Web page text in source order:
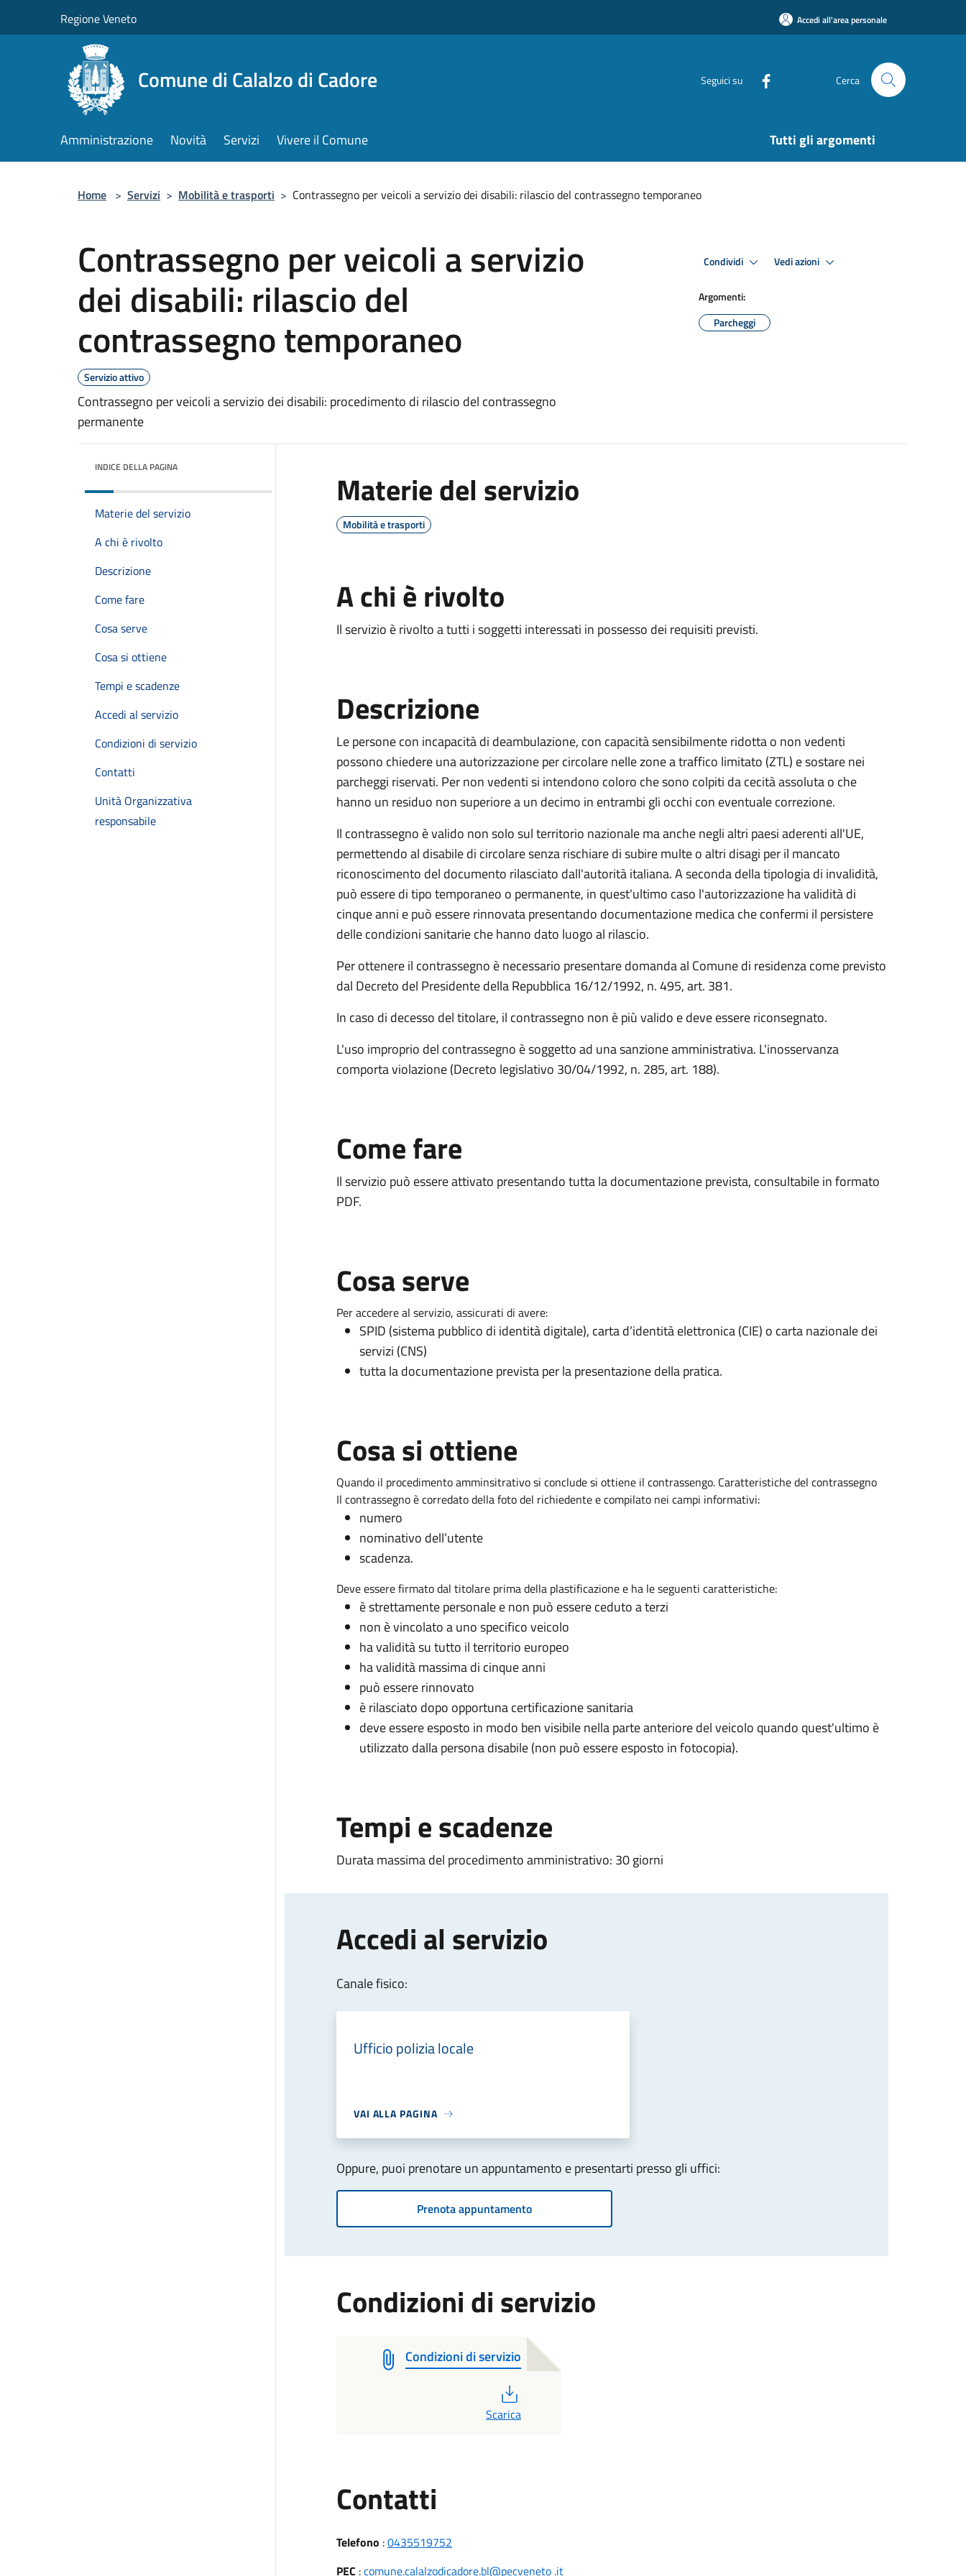
Regione Veneto Accedi all'area personale
Comune di Calalzo di Cadore Seguici su Cerca
Amministrazione Novità Servizi Vivere il Comune Tutti gli argomenti
Home > Servizi > Mobilità e trasporti > Contrassegno per veicoli a servizio dei disabili: rilascio del contrassegno temporaneo
Contrassegno per veicoli a servizio
dei disabili: rilascio del
contrassegno temporaneo
Servizio attivo
Contrassegno per veicoli a servizio dei disabili: procedimento di rilascio del contrassegno
permanente
Condividi Vedi azioni
Argomenti:
Parcheggi
INDICE DELLA PAGINA
Materie del servizio
A chi è rivolto
Descrizione
Come fare
Cosa serve
Cosa si ottiene
Tempi e scadenze
Accedi al servizio
Condizioni di servizio
Contatti
Unità Organizzativa
responsabile
Materie del servizio
Mobilità e trasporti
A chi è rivolto
Il servizio è rivolto a tutti i soggetti interessati in possesso dei requisiti previsti.
Descrizione
Le persone con incapacità di deambulazione, con capacità sensibilmente ridotta o non vedenti
possono chiedere una autorizzazione per circolare nelle zone a traffico limitato (ZTL) e sostare nei
parcheggi riservati. Per non vedenti si intendono coloro che sono colpiti da cecità assoluta o che
hanno un residuo non superiore a un decimo in entrambi gli occhi con eventuale correzione.
Il contrassegno è valido non solo sul territorio nazionale ma anche negli altri paesi aderenti all'UE,
permettendo al disabile di circolare senza rischiare di subire multe o altri disagi per il mancato
riconoscimento del documento rilasciato dall'autorità italiana. A seconda della tipologia di invalidità,
può essere di tipo temporaneo o permanente, in quest'ultimo caso l'autorizzazione ha validità di
cinque anni e può essere rinnovata presentando documentazione medica che confermi il persistere
delle condizioni sanitarie che hanno dato luogo al rilascio.
Per ottenere il contrassegno è necessario presentare domanda al Comune di residenza come previsto
dal Decreto del Presidente della Repubblica 16/12/1992, n. 495, art. 381.
In caso di decesso del titolare, il contrassegno non è più valido e deve essere riconsegnato.
L'uso improprio del contrassegno è soggetto ad una sanzione amministrativa. L'inosservanza
comporta violazione (Decreto legislativo 30/04/1992, n. 285, art. 188).
Come fare
Il servizio può essere attivato presentando tutta la documentazione prevista, consultabile in formato
PDF.
Cosa serve
Per accedere al servizio, assicurati di avere:
SPID (sistema pubblico di identità digitale), carta d’identità elettronica (CIE) o carta nazionale dei
servizi (CNS)
tutta la documentazione prevista per la presentazione della pratica.
Cosa si ottiene
Quando il procedimento amminsitrativo si conclude si ottiene il contrassengo. Caratteristiche del contrassegno
Il contrassegno è corredato della foto del richiedente e compilato nei campi informativi:
numero
nominativo dell’utente
scadenza.
Deve essere firmato dal titolare prima della plastificazione e ha le seguenti caratteristiche:
è strettamente personale e non può essere ceduto a terzi
non è vincolato a uno specifico veicolo
ha validità su tutto il territorio europeo
ha validità massima di cinque anni
può essere rinnovato
è rilasciato dopo opportuna certificazione sanitaria
deve essere esposto in modo ben visibile nella parte anteriore del veicolo quando quest'ultimo è
utilizzato dalla persona disabile (non può essere esposto in fotocopia).
Tempi e scadenze
Durata massima del procedimento amministrativo: 30 giorni
Accedi al servizio
Canale fisico:
Ufficio polizia locale
VAI ALLA PAGINA
Oppure, puoi prenotare un appuntamento e presentarti presso gli uffici:
Prenota appuntamento
Condizioni di servizio
Condizioni di servizio
Scarica
Contatti
Telefono :0435519752
PEC :comune.calalzodicadore.bl@pecveneto .it